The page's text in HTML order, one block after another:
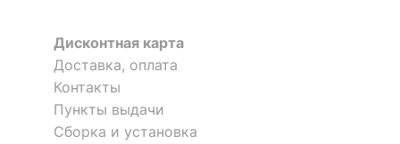
Дисконтная карта
Доставка, оплата
Контакты
Пункты выдачи
Сборка и установка